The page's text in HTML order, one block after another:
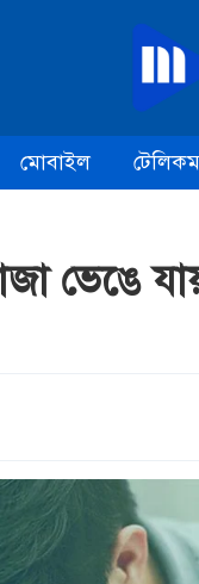
মোবাইল টেলিকম
ভেঙে